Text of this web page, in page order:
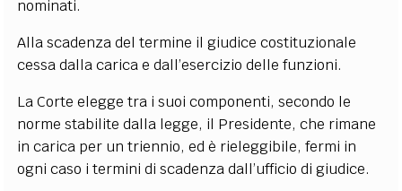
nominati.
Alla scadenza del termine il giudice costituzionale
cessa dalla carica e dall’esercizio delle funzioni.
La Corte elegge tra i suoi componenti, secondo le
norme stabilite dalla legge, il Presidente, che rimane
in carica per un triennio, ed è rieleggibile, fermi in
ogni caso i termini di scadenza dall’ufficio di giudice.